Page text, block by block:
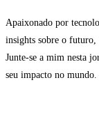
Apaixonado por
insights sobre o
Junte-se a mim nesta
seu impacto no mundo.